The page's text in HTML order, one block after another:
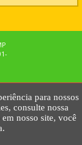
para nossos
consulte nossa
nosso site, você
MKTNOW